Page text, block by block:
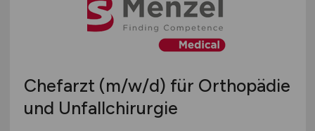
Chefarzt (m/w/d) für Orthopädie
und Unfallchirurgie